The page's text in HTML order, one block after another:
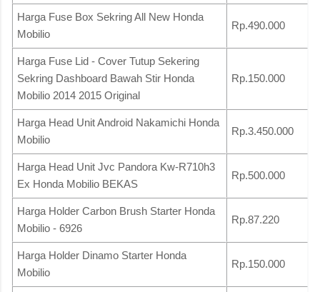
Harga Fuse Box Sekring All New Honda
Mobilio
Rp.490.000
Harga Fuse Lid - Cover Tutup Sekering
Sekring Dashboard Bawah Stir Honda
Mobilio 2014 2015 Original
Rp.150.000
Harga Head Unit Android Nakamichi Honda
Mobilio
Rp.3.450.000
Harga Head Unit Jvc Pandora Kw-R710h3
Ex Honda Mobilio BEKAS
Rp.500.000
Harga Holder Carbon Brush Starter Honda
Mobilio - 6926
Rp.87.220
Harga Holder Dinamo Starter Honda
Mobilio
Rp.150.000